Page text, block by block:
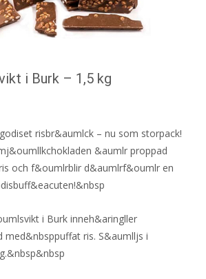
i Burk – 1,5 kg
risbr&aumlck – nu som storpack!
&aumlr proppad
och f&oumlrblir d&aumlrf&oumlr en
i Burk inneh&aringller
med&nbsppuffat ris. S&aumlljs i